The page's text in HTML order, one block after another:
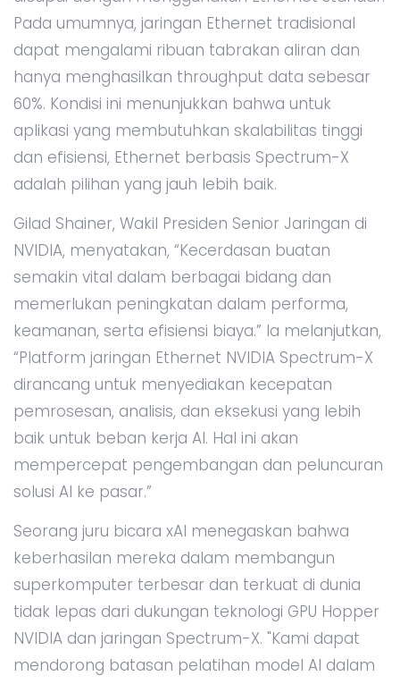
Pada umumnya, jaringan Ethernet tradisional
dapat mengalami ribuan tabrakan aliran dan
hanya menghasilkan throughput data sebesar
60%. Kondisi ini menunjukkan bahwa untuk
aplikasi yang membutuhkan skalabilitas tinggi
dan efisiensi, Ethernet berbasis Spectrum-X
adalah pilihan yang jauh lebih baik.
Gilad Shainer, Wakil Presiden Senior Jaringan di
NVIDIA, menyatakan, “Kecerdasan buatan
semakin vital dalam berbagai bidang dan
memerlukan peningkatan dalam performa,
keamanan, serta efisiensi biaya.” Ia melanjutkan,
“Platform jaringan Ethernet NVIDIA Spectrum-X
dirancang untuk menyediakan kecepatan
pemrosesan, analisis, dan eksekusi yang lebih
baik untuk beban kerja AI. Hal ini akan
mempercepat pengembangan dan peluncuran
solusi AI ke pasar.”
Seorang juru bicara xAI menegaskan bahwa
keberhasilan mereka dalam membangun
superkomputer terbesar dan terkuat di dunia
tidak lepas dari dukungan teknologi GPU Hopper
NVIDIA dan jaringan Spectrum-X. "Kami dapat
mendorong batasan pelatihan model AI dalam